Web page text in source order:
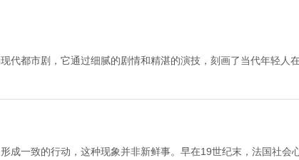
代都市剧，它通过细腻的剧情和精湛的演技，刻画了当代年轻人
成一致的行动，这种现象并非新鲜事。早在19世纪末，法国社会